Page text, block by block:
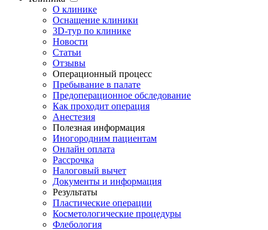
О клинике
Оснащение клиники
3D-тур по клинике
Новости
Статьи
Отзывы
Операционный процесс
Пребывание в палате
Предоперационное обследование
Как проходит операция
Анестезия
Полезная информация
Иногородним пациентам
Онлайн оплата
Рассрочка
Налоговый вычет
Документы и информация
Результаты
Пластические операции
Косметологические процедуры
Флебология